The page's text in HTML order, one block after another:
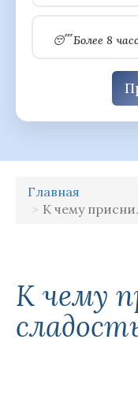
😴 Более 8
Главная
К чему
К чему